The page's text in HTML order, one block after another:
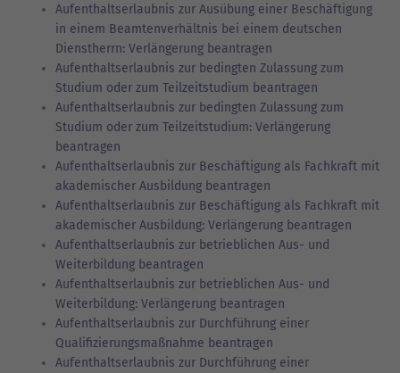
Aufenthaltserlaubnis zur Ausübung einer Beschäftigung
in einem Beamtenverhältnis bei einem deutschen
Dienstherrn: Verlängerung beantragen
Aufenthaltserlaubnis zur bedingten Zulassung zum
Studium oder zum Teilzeitstudium beantragen
Aufenthaltserlaubnis zur bedingten Zulassung zum
Studium oder zum Teilzeitstudium: Verlängerung
beantragen
Aufenthaltserlaubnis zur Beschäftigung als Fachkraft mit
akademischer Ausbildung beantragen
Aufenthaltserlaubnis zur Beschäftigung als Fachkraft mit
akademischer Ausbildung: Verlängerung beantragen
Aufenthaltserlaubnis zur betrieblichen Aus- und
Weiterbildung beantragen
Aufenthaltserlaubnis zur betrieblichen Aus- und
Weiterbildung: Verlängerung beantragen
Aufenthaltserlaubnis zur Durchführung einer
Qualifizierungsmaßnahme beantragen
Aufenthaltserlaubnis zur Durchführung einer